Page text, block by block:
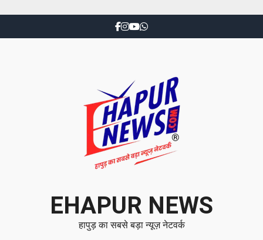
EHAPUR NEWS
हापुड़ का सबसे बड़ा न्यूज़ नेटवर्क